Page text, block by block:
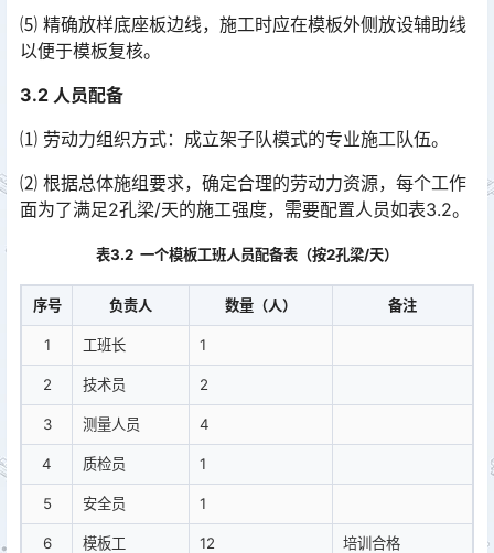
⑸ 精确放样底座板边线，施工时应在模板外侧放设辅助线
以便于模板复核。
3.2 人员配备
⑴ 劳动力组织方式：成立架子队模式的专业施工队伍。
⑵ 根据总体施组要求，确定合理的劳动力资源，每个工作
面为了满足2孔梁/天的施工强度，需要配置人员如表3.2。
表3.2 一个模板工班人员配备表（按2孔梁/天）
序号 负责人 数量（人） 备注
1 工班长 1
2 技术员 2
3 测量人员 4
4 质检员 1
5 安全员 1
6 模板工 12 培训合格